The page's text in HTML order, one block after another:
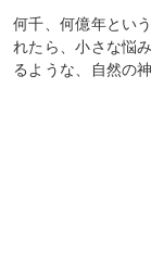
何千、何億年とい
れたら、小さな悩
るような、自然の